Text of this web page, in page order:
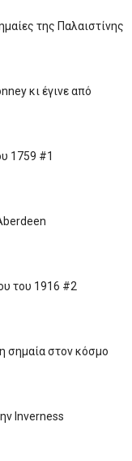
της Παλαιστίνης
κι έγινε από
1759 #1
του 1916 #2
σημαία στον κόσμο
Inverness